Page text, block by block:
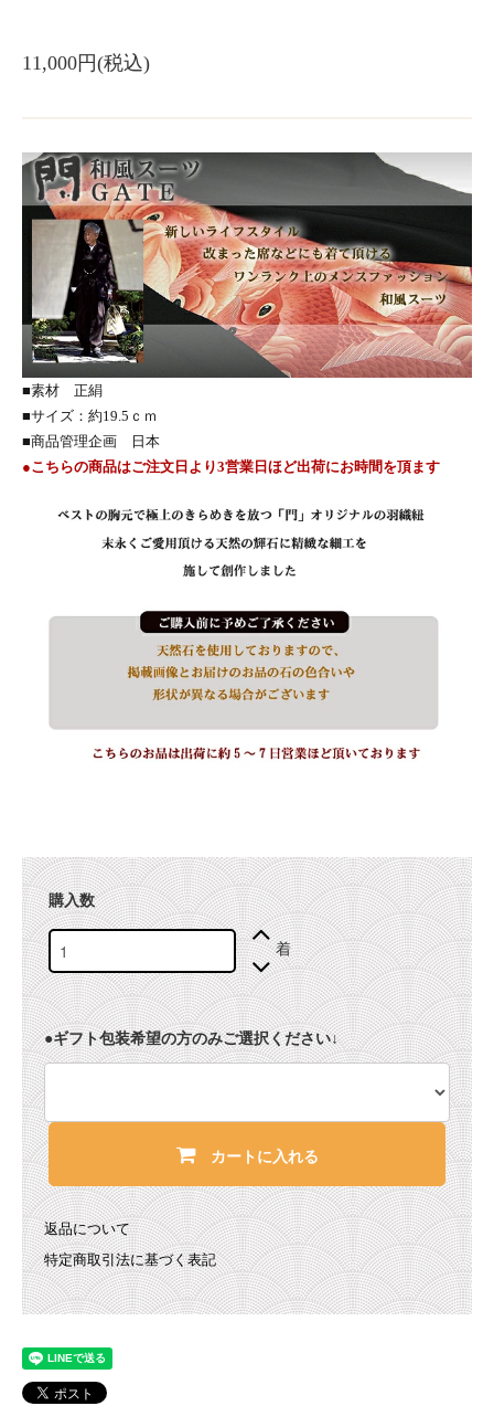
11,000円(税込)
■素材 正絹
■サイズ：約19.5ｃｍ
■商品管理企画 日本
●こちらの商品はご注文日より3営業日ほど出荷にお時間を頂ます
購入数
着
●ギフト包装希望の方のみご選択ください↓
カートに入れる
返品について
特定商取引法に基づく表記